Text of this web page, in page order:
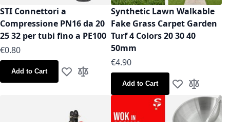
STI Connettori a
Compressione PN16 da 20
25 32 per tubi fino a PE100
As low as
€0.80
Add to Cart Add to Wish List
Add to Compare
Synthetic Lawn Walkable
Fake Grass Carpet Garden
Turf 4 Colors 20 30 40
50mm
As low as
€4.90
Add to Cart Add to Wish
Add to